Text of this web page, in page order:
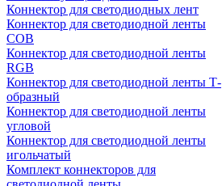
Коннектор для светодиодных лент
Коннектор для светодиодной ленты
COB
Коннектор для светодиодной ленты
RGB
Коннектор для светодиодной ленты Т-
образный
Коннектор для светодиодной ленты
угловой
Коннектор для светодиодной ленты
игольчатый
Комплект коннекторов для